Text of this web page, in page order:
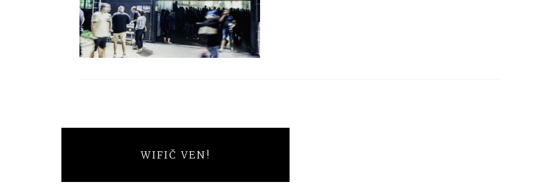
Navigace
pro
WIFIČ VEN!